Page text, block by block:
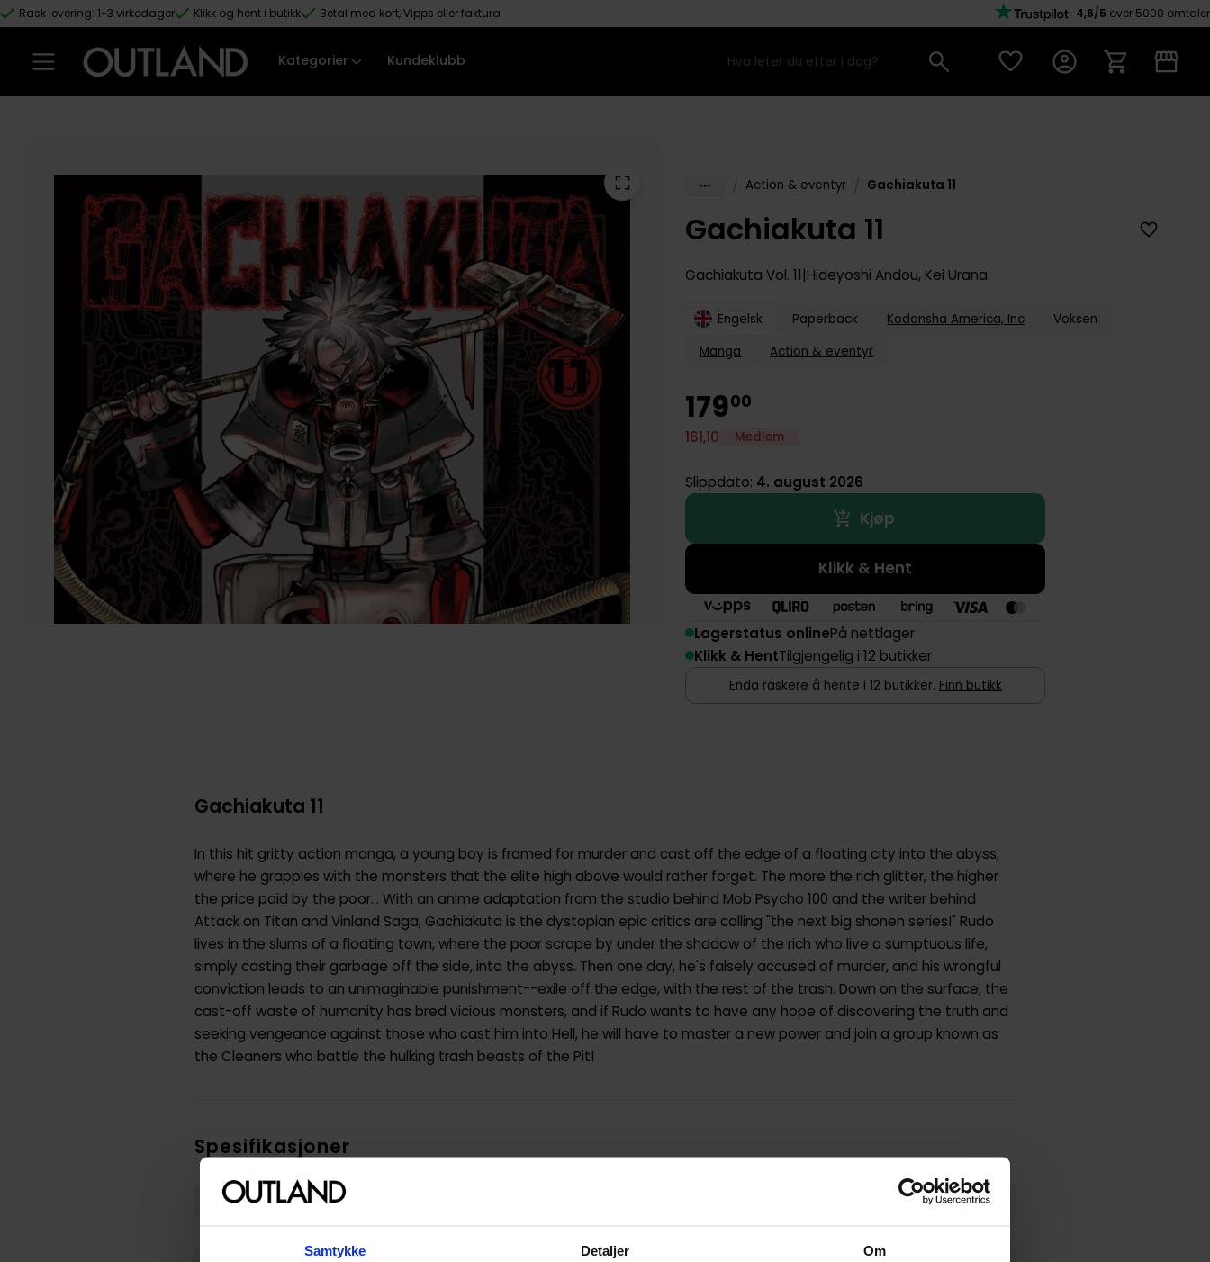
Samtykke Detaljer Om
Hopp til hovedinnhold
Rask levering: 1-3 virkedager Klikk og hent i butikk Betal med kort, Vipps eller faktura 4,6/5 over 5000 omtaler
Kategorier Kundeklubb
Action & eventyr Gachiakuta 11
Gachiakuta 11
Gachiakuta Vol. 11 Hideyoshi Andou, Kei Urana
Engelsk Paperback Kodansha America, Inc
Voksen
Manga
Action & eventyr
17900
161,10 Medlem
Slippdato: 4. august 2026
Kjøp
Klikk & Hent
Lagerstatus onlinePå nettlager
Klikk & HentTilgjengelig i 12 butikker
Enda raskere å hente i 12 butikker. Finn butikk
Gachiakuta 11
In this hit gritty action manga, a young boy is framed for murder and cast off the edge of a floating city into the abyss,
where he grapples with the monsters that the elite high above would rather forget. The more the rich glitter, the higher
the price paid by the poor... With an anime adaptation from the studio behind Mob Psycho 100 and the writer behind
Attack on Titan and Vinland Saga, Gachiakuta is the dystopian epic critics are calling "the next big shonen series!" Rudo
lives in the slums of a floating town, where the poor scrape by under the shadow of the rich who live a sumptuous life,
simply casting their garbage off the side, into the abyss. Then one day, he's falsely accused of murder, and his wrongful
conviction leads to an unimaginable punishment--exile off the edge, with the rest of the trash. Down on the surface, the
cast-off waste of humanity has bred vicious monsters, and if Rudo wants to have any hope of discovering the truth and
seeking vengeance against those who cast him into Hell, he will have to master a new power and join a group known as
the Cleaners who battle the hulking trash beasts of the Pit!
Spesifikasjoner
Varenummer